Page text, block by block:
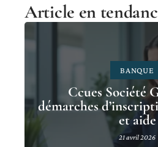
Article en
BANQUE
Ccues Société
démarches
et aide
21 avril 2026